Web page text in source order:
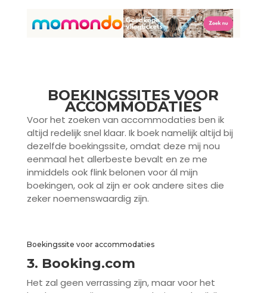
BOEKINGSSITES VOOR
ACCOMMODATIES
Voor het zoeken van accommodaties ben ik
altijd redelijk snel klaar. Ik boek namelijk altijd bij
dezelfde boekingssite, omdat deze mij nou
eenmaal het allerbeste bevalt en ze me
inmiddels ook flink belonen voor ál mijn
boekingen, ook al zijn er ook andere sites die
zeker noemenswaardig zijn.
Boekingssite voor accommodaties
3. Booking.com
Het zal geen verrassing zijn, maar voor het